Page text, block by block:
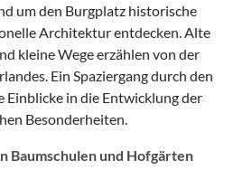
um den Burgplatz historische
Architektur entdecken. Alte
kleine Wege erzählen von der
Ein Spaziergang durch den
in die Entwicklung der
Besonderheiten.
Baumschulen und Hofgärten